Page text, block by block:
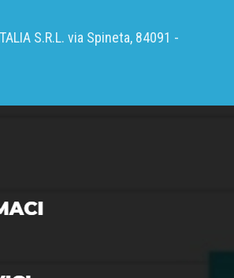
S.R.L. via Spineta, 84091 -